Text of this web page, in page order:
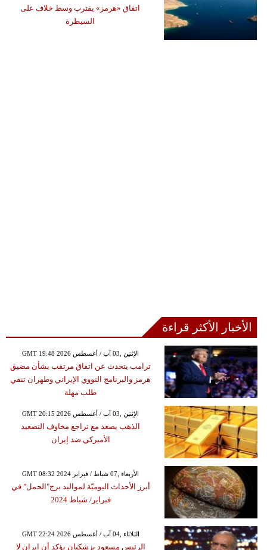
اتفاق «هرمز» يقترب وسط خلاف على
السيطرة
الأخبار الأكثر قراءة
GMT 19:48 2026 الإثنين ,03 آب / أغسطس
ترامب يتحدث عن اتفاق مرتقب بشأن مضيق
هرمز والبرنامج النووي الإيراني وطهران تنفي
طلب مهلة
GMT 20:15 2026 الإثنين ,03 آب / أغسطس
الذهب يصعد مع تراجع مخاوف التصعيد
الأميركي ضد إيران
GMT 08:32 2024 الأربعاء ,07 شباط / فبراير
أبرز الأحداث اليوميّة لمواليد برج"الحمل" في
فبراير/ شباط 2024
GMT 22:24 2026 الثلاثاء ,04 آب / أغسطس
الرئيس مسعود بزشكيان يؤكد أن إيران لا